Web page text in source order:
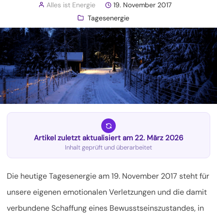
Alles ist Energie
19. November 2017
Tagesenergie
Artikel zuletzt aktualisiert am 22. März 2026
Inhalt geprüft und überarbeitet
Die heutige Tagesenergie am 19. November 2017 steht für
unsere eigenen emotionalen Verletzungen und die damit
verbundene Schaffung eines Bewusstseinszustandes, in